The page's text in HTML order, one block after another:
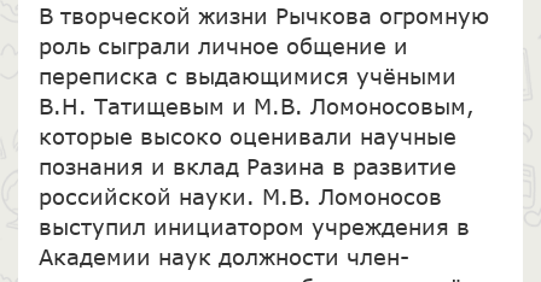
В творческой жизни Рычкова огромную
роль сыграли личное общение и
переписка с выдающимися учёными
В.Н. Татищевым и М.В. Ломоносовым,
которые высоко оценивали научные
познания и вклад Разина в развитие
российской науки. М.В. Ломоносов
выступил инициатором учреждения в
Академии наук должности член-